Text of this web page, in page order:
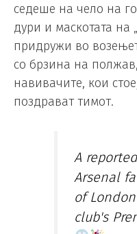
седеше на чело на
дури и маскотата на
придружи во
со брзина на
навивачите, кои
поздрават тимот.
A
Arsenal
of
club's